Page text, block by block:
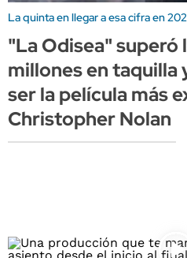
La quinta en llegar a esa cifra en
"La Odisea" superó
millones en taquilla
ser la película más
Christopher Nolan